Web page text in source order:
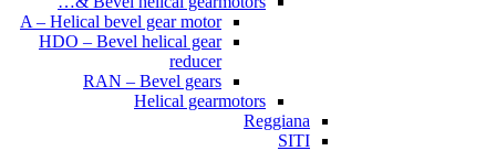
A – Helical bevel gear motor
HDO – Bevel helical gear
reducer
RAN – Bevel gears
Helical gearmotors
Reggiana
SITI